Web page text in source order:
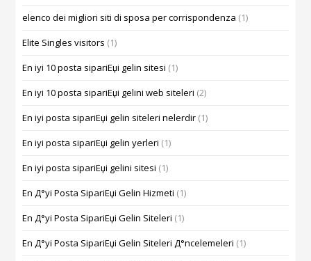
elenco dei migliori siti di sposa per corrispondenza (1)
Elite Singles visitors (1)
En iyi 10 posta sipariЕџi gelin sitesi (1)
En iyi 10 posta sipariЕџi gelini web siteleri (2)
En iyi posta sipariЕџi gelin siteleri nelerdir (1)
En iyi posta sipariЕџi gelin yerleri (1)
En iyi posta sipariЕџi gelini sitesi (1)
En Д°yi Posta SipariЕџi Gelin Hizmeti (1)
En Д°yi Posta SipariЕџi Gelin Siteleri (1)
En Д°yi Posta SipariЕџi Gelin Siteleri Д°ncelemeleri (1)